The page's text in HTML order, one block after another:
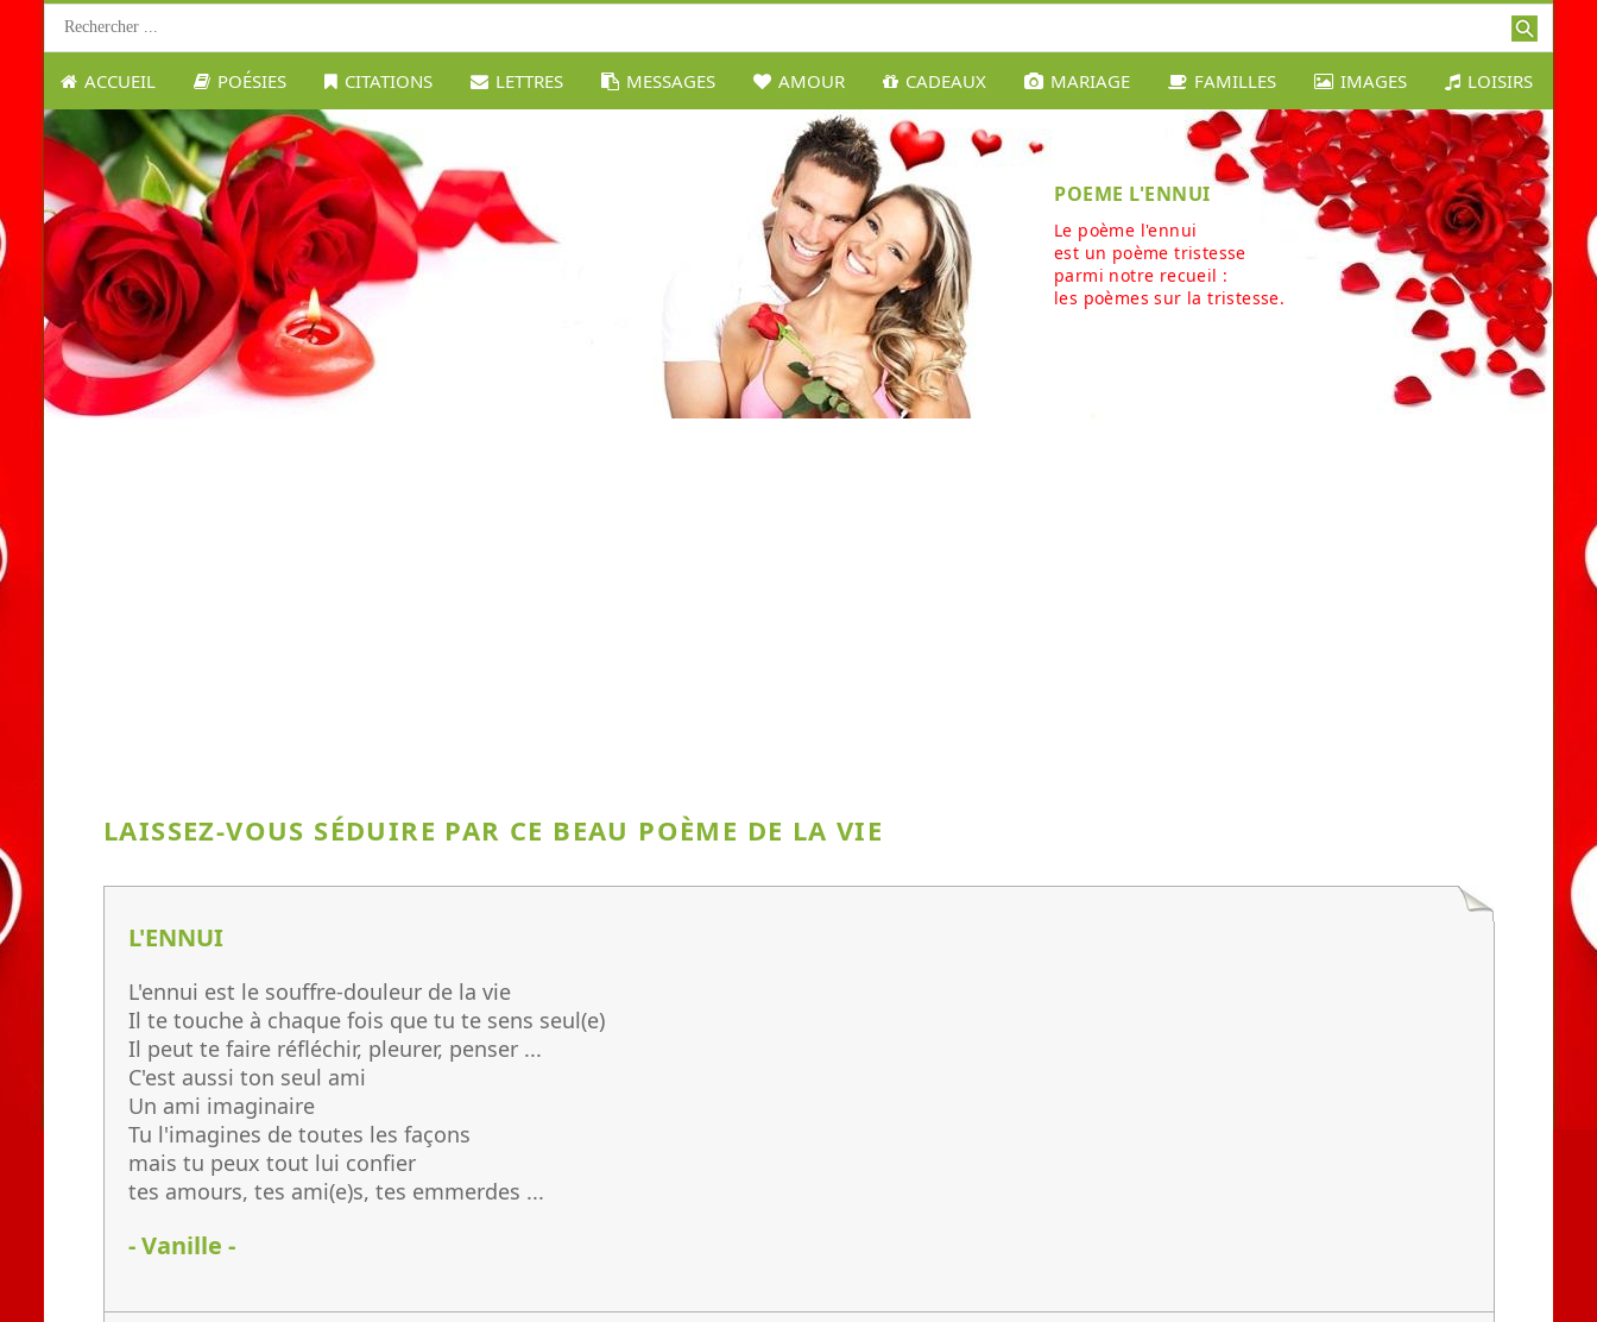
ACCUEIL POÉSIES CITATIONS LETTRES MESSAGES AMOUR CADEAUX MARIAGE FAMILLES IMAGES LOISIRS
POEME L'ENNUI
Le poème l'ennui
est un poème tristesse
parmi notre recueil :
les poèmes sur la tristesse.
LAISSEZ-VOUS SÉDUIRE PAR CE BEAU POÈME DE LA VIE
L'ENNUI
L'ennui est le souffre-douleur de la vie
Il te touche à chaque fois que tu te sens seul(e)
Il peut te faire réfléchir, pleurer, penser ...
C'est aussi ton seul ami
Un ami imaginaire
Tu l'imagines de toutes les façons
mais tu peux tout lui confier
tes amours, tes ami(e)s, tes emmerdes ...
- Vanille -